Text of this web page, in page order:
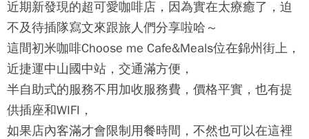
近期新發現的超可愛咖啡店，因為實在太療癒了，迫
不及待插隊寫文來跟旅人們分享啦哈～
這間初米咖啡Choose me Cafe&Meals位在錦州街上，
近捷運中山國中站，交通滿方便，
半自助式的服務不用加收服務費，價格平實，也有提
供插座和WIFI，
如果店內客滿才會限制用餐時間，不然也可以在這裡